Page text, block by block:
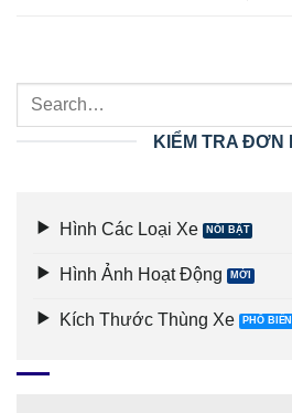
KIỂM TRA ĐƠN
Hình Các Loại Xe
Hình Ảnh Hoạt Động
Kích Thước Thùng Xe